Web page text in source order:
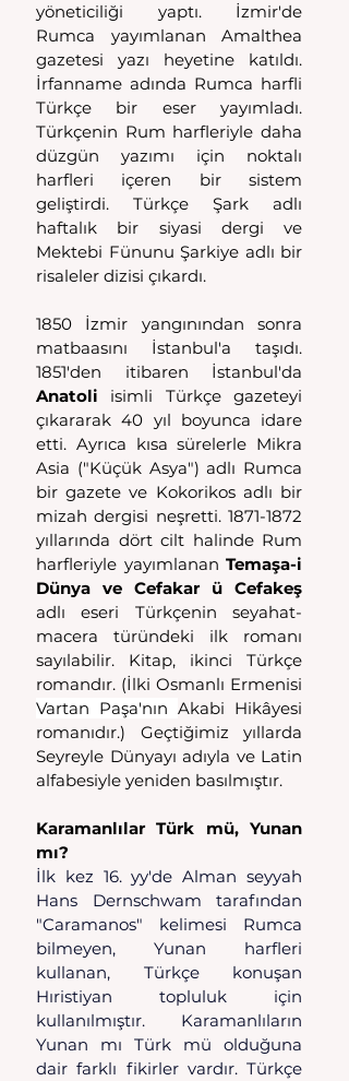
yöneticiliği yaptı. İzmir'de
Rumca yayımlanan Amalthea
gazetesi yazı heyetine katıldı.
İrfanname adında Rumca harfli
Türkçe bir eser yayımladı.
Türkçenin Rum harfleriyle daha
düzgün yazımı için noktalı
harfleri içeren bir sistem
geliştirdi. Türkçe Şark adlı
haftalık bir siyasi dergi ve
Mektebi Fünunu Şarkiye adlı bir
risaleler dizisi çıkardı.
1850 İzmir yangınından sonra
matbaasını İstanbul'a taşıdı.
Anatoli isimli Türkçe gazeteyi
çıkararak 40 yıl boyunca idare
etti. Ayrıca kısa sürelerle Mikra
Asia ("Küçük Asya") adlı Rumca
bir gazete ve Kokorikos adlı bir
mizah dergisi neşretti. 1871-1872
yıllarında dört cilt halinde Rum
harfleriyle yayımlanan Temaşa-i
Dünya ve Cefakar ü Cefakeş
adlı eseri Türkçenin seyahat-
macera türündeki ilk romanı
sayılabilir. Kitap, ikinci Türkçe
Vartan Paşa'nın Akabi Hikâyesi
romanıdır.) Geçtiğimiz yıllarda
Seyreyle Dünyayı adıyla ve Latin
alfabesiyle yeniden basılmıştır.
Karamanlılar Türk mü, Yunan
mı?
İlk kez 16. yy'de Alman seyyah
Hans Dernschwam tarafından
"Caramanos" kelimesi Rumca
bilmeyen, Yunan harfleri
kullanan, Türkçe konuşan
Hıristiyan topluluk için
kullanılmıştır. Karamanlıların
Yunan mı Türk mü olduğuna
dair farklı fikirler vardır. Türkçe